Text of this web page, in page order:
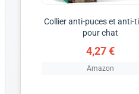
Collier anti-puces et anti-
pour chat
4,27 €
Amazon